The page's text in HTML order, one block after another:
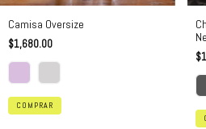
Camisa Oversize
$1,680.00
COMPRAR